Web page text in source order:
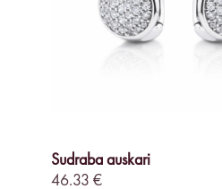
Sudraba auskari
46.33 €